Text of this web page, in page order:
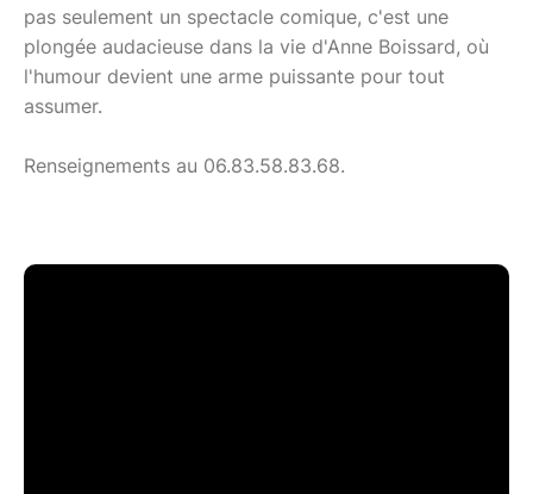
pas seulement un spectacle comique, c'est une
plongée audacieuse dans la vie d'Anne Boissard, où
l'humour devient une arme puissante pour tout
assumer.
Renseignements au 06.83.58.83.68.